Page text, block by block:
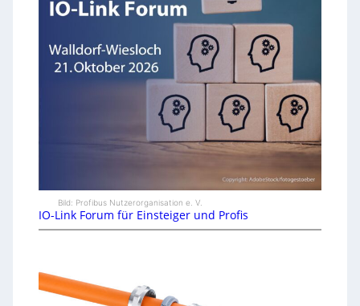
Bild: Profibus Nutzerorganisation e. V.
IO-Link Forum für Einsteiger und Profis